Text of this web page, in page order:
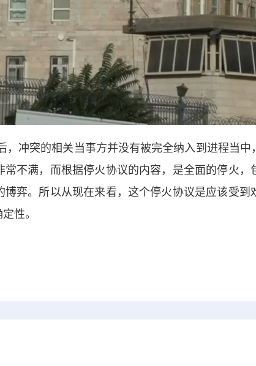
，冲突的相关当事方并没有被完全纳入到进程当
不满，而根据停火协议的内容，是全面的停火，
弈。所以从现在来看，这个停火协议是应该受到
性。